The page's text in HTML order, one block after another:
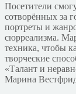
Посетители
сотворённых за
портреты и
сюрреализма.
техника, чтобы
творческие
«Талант и
Марина